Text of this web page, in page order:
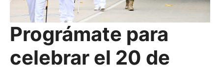
Prográmate para
celebrar el 20 de